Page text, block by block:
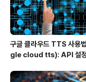
구글 클라우드 TTS 사용
gle cloud tts): API 설